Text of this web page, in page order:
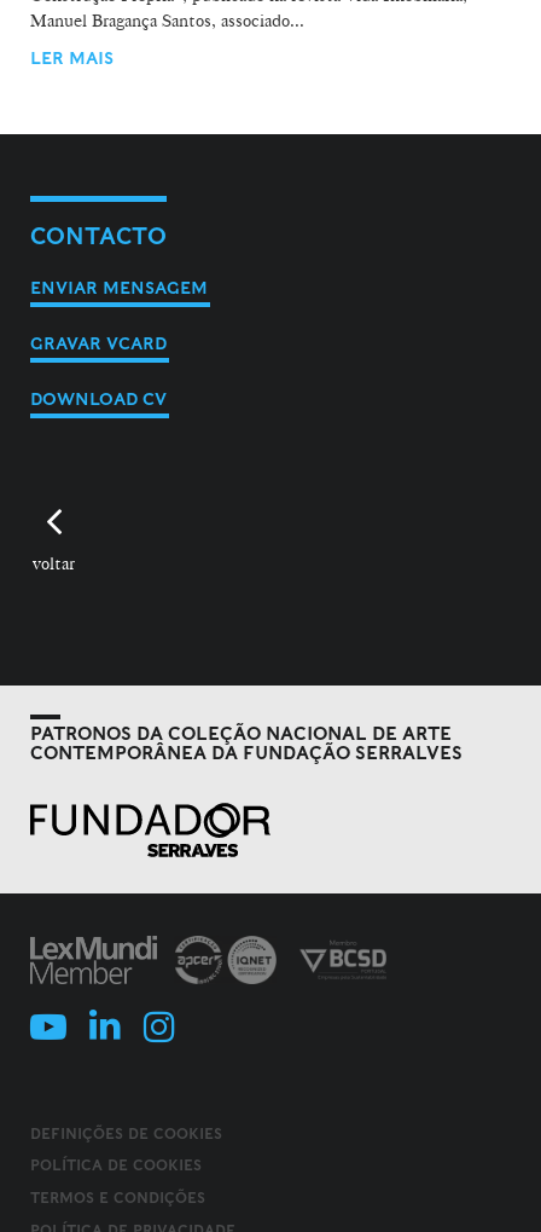
Manuel Bragança Santos, associado...
LER MAIS
CONTACTO
ENVIAR MENSAGEM
GRAVAR VCARD
DOWNLOAD CV
voltar
PATRONOS DA COLEÇÃO NACIONAL DE ARTE
CONTEMPORÂNEA DA FUNDAÇÃO SERRALVES
DEFINIÇÕES DE COOKIES
POLÍTICA DE COOKIES
TERMOS E CONDIÇÕES